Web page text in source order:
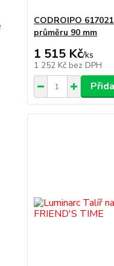
CODROIPO
průměru 90 mm
1 515 Kč/ks
1 252 Kč bez DPH